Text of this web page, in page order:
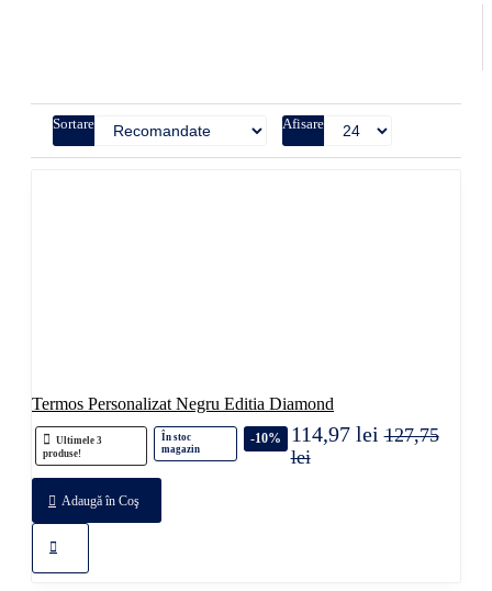
Sortare Afisare
Termos Personalizat Negru Editia Diamond
Ultimele 3
produse!
În stoc
magazin
-10% 114,97 lei 127,75
lei
Adaugă în Coş